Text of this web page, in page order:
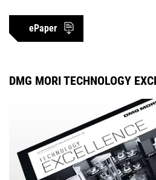
ePaper
DMG MORI TECHNOLOGY